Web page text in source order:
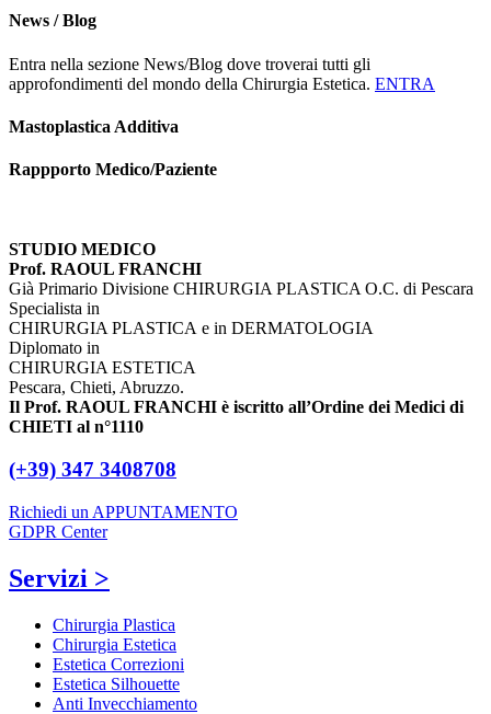
News / Blog
Entra nella sezione News/Blog dove troverai tutti gli
approfondimenti del mondo della Chirurgia Estetica. ENTRA
Mastoplastica Additiva
Rappporto Medico/Paziente
STUDIO MEDICO
Prof. RAOUL FRANCHI
Già Primario Divisione CHIRURGIA PLASTICA O.C. di Pescara
Specialista in
CHIRURGIA PLASTICA e in DERMATOLOGIA
Diplomato in
CHIRURGIA ESTETICA
Pescara, Chieti, Abruzzo.
Il Prof. RAOUL FRANCHI è iscritto all’Ordine dei Medici di
CHIETI al n°1110
(+39) 347 3408708
Richiedi un APPUNTAMENTO
GDPR Center
Servizi >
Chirurgia Plastica
Chirurgia Estetica
Estetica Correzioni
Estetica Silhouette
Anti Invecchiamento